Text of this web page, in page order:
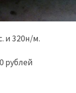
и 320н/м.
рублей